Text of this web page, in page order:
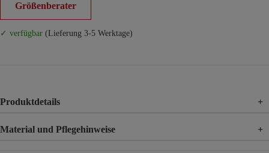
Größenberater
✓ verfügbar (Lieferung 3-5 Werktage)
Produktdetails +
Material und Pflegehinweise +